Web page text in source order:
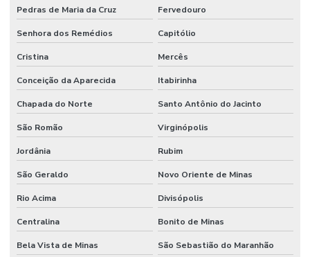
Pedras de Maria da Cruz Fervedouro
Senhora dos Remédios Capitólio
Cristina Mercês
Conceição da Aparecida Itabirinha
Chapada do Norte Santo Antônio do Jacinto
São Romão Virginópolis
Jordânia Rubim
São Geraldo Novo Oriente de Minas
Rio Acima Divisópolis
Centralina Bonito de Minas
Bela Vista de Minas São Sebastião do Maranhão